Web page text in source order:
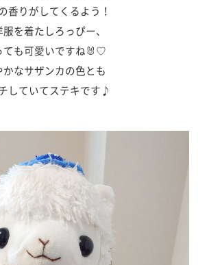
香りがしてくるよう！
服を着たしろっぴー、
ても可愛いですね🐰♡
かなサザンカの色とも
していてステキです♪